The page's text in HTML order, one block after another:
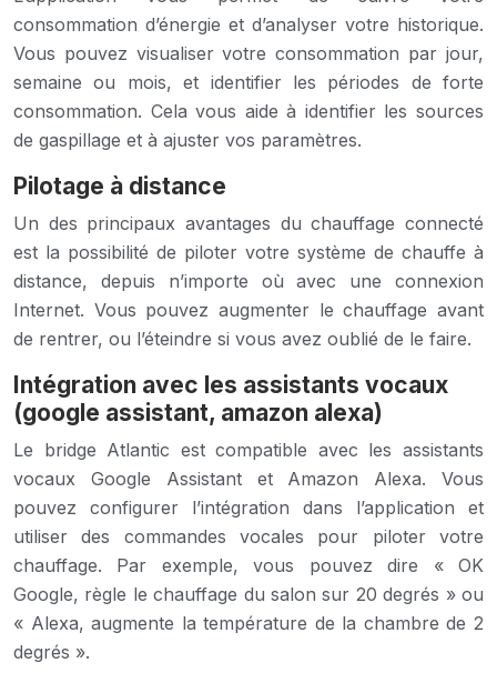
consommation d’énergie et d’analyser votre historique.
Vous pouvez visualiser votre consommation par jour,
semaine ou mois, et identifier les périodes de forte
consommation. Cela vous aide à identifier les sources
de gaspillage et à ajuster vos paramètres.
Pilotage à distance
Un des principaux avantages du chauffage connecté
est la possibilité de piloter votre système de chauffe à
distance, depuis n’importe où avec une connexion
Internet. Vous pouvez augmenter le chauffage avant
de rentrer, ou l’éteindre si vous avez oublié de le faire.
Intégration avec les assistants vocaux
(google assistant, amazon alexa)
Le bridge Atlantic est compatible avec les assistants
vocaux Google Assistant et Amazon Alexa. Vous
pouvez configurer l’intégration dans l’application et
utiliser des commandes vocales pour piloter votre
chauffage. Par exemple, vous pouvez dire « OK
Google, règle le chauffage du salon sur 20 degrés » ou
« Alexa, augmente la température de la chambre de 2
degrés ».